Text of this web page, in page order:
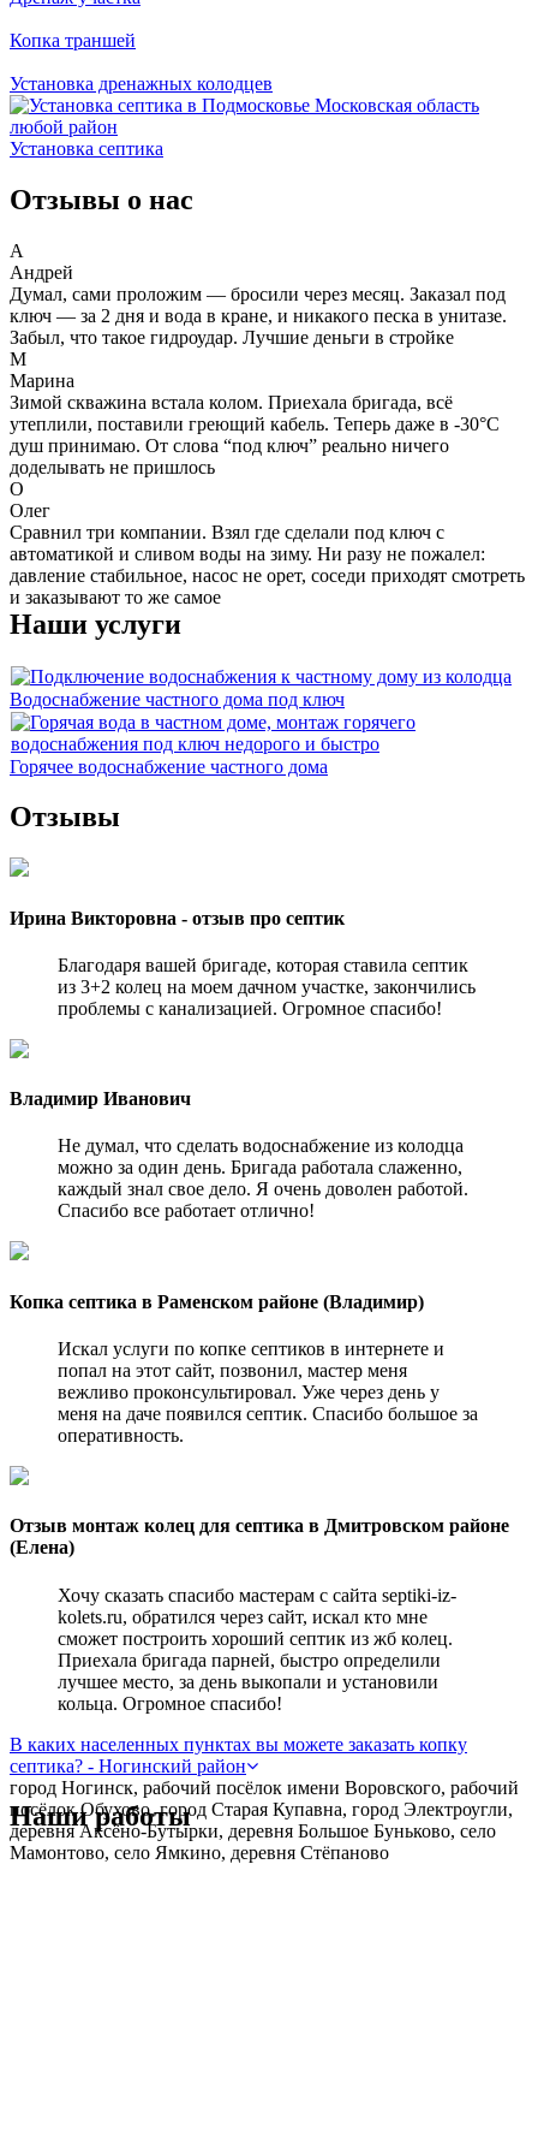
Копка траншей
Установка дренажных колодцев
Установка септика
Отзывы о нас
А
Андрей
Думал, сами проложим — бросили через месяц. Заказал под
ключ — за 2 дня и вода в кране, и никакого песка в унитазе.
Забыл, что такое гидроудар. Лучшие деньги в стройке
М
Марина
Зимой скважина встала колом. Приехала бригада, всё
утеплили, поставили греющий кабель. Теперь даже в -30°C
душ принимаю. От слова “под ключ” реально ничего
доделывать не пришлось
О
Олег
Сравнил три компании. Взял где сделали под ключ с
автоматикой и сливом воды на зиму. Ни разу не пожалел:
давление стабильное, насос не орет, соседи приходят смотреть
и заказывают то же самое
Наши услуги
Водоснабжение частного дома под ключ
Горячее водоснабжение частного дома
Отзывы
Ирина Викторовна - отзыв про септик
Благодаря вашей бригаде, которая ставила септик
из 3+2 колец на моем дачном участке, закончились
проблемы с канализацией. Огромное спасибо!
Владимир Иванович
Не думал, что сделать водоснабжение из колодца
можно за один день. Бригада работала слаженно,
каждый знал свое дело. Я очень доволен работой.
Спасибо все работает отлично!
Копка септика в Раменском районе (Владимир)
Искал услуги по копке септиков в интернете и
попал на этот сайт, позвонил, мастер меня
вежливо проконсультировал. Уже через день у
меня на даче появился септик. Спасибо большое за
оперативность.
Отзыв монтаж колец для септика в Дмитровском районе
(Елена)
Хочу сказать спасибо мастерам с сайта septiki-iz-
kolets.ru, обратился через сайт, искал кто мне
сможет построить хороший септик из жб колец.
Приехала бригада парней, быстро определили
лучшее место, за день выкопали и установили
кольца. Огромное спасибо!
В каких населенных пунктах вы можете заказать копку
септика? - Ногинский район
город Ногинск, рабочий посёлок имени Воровского, рабочий
посёлок Обухово, город Старая Купавна, город Электроугли,
деревня Аксёно-Бутырки, деревня Большое Буньково, село
Мамонтово, село Ямкино, деревня Стёпаново
Наши работы